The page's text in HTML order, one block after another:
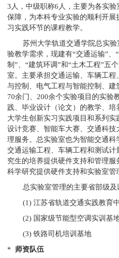
3 人，中级职称6 人，主要为各实
保障，为本科专业实验的顺利开
习实践环节的课程教学。
苏州大学轨道交通学院总实
验教学需求，现建有“交通运输”、
制”、“建筑环调”和“土木工程”五
室。主要承担交通运输、车辆工
与控制、电气工程与智能控制、
70余门、 200余个实验项目的实验
践、毕业设计（论文）的教学、
大学生创新实习实践项目和系列
设计竞赛、智能车大赛、交通科
理服务。总实验室也为智能交通
交通运输工程、车辆工程和测试
究生的培养提供硬件支持和管理
科学研究提供硬件支持和实验室管
总实验室管理的主要省部级及
(1) 江苏省轨道交通实践教育
(2) 国家级节能型空调实训基
(3) 铁路司机培训基地
* 师资队伍